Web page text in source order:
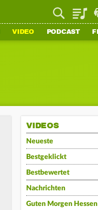
Playlist
VIDEO PODCAST
VIDEOS
Neueste
Bestgeklickt
Bestbewertet
Nachrichten
Guten Morgen Hessen